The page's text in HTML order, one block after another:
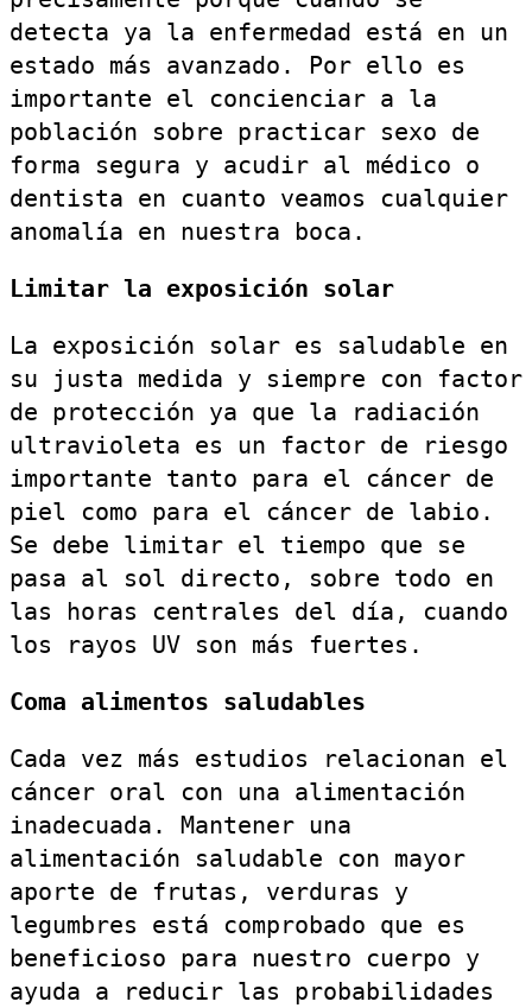
detecta ya la enfermedad está en un
estado más avanzado. Por ello es
importante el concienciar a la
población sobre practicar sexo de
forma segura y acudir al médico o
dentista en cuanto veamos cualquier
anomalía en nuestra boca.
Limitar la exposición solar
La exposición solar es saludable en
su justa medida y siempre con factor
de protección ya que la radiación
ultravioleta es un factor de riesgo
importante tanto para el cáncer de
piel como para el cáncer de labio.
Se debe limitar el tiempo que se
pasa al sol directo, sobre todo en
las horas centrales del día, cuando
los rayos UV son más fuertes.
Coma alimentos saludables
Cada vez más estudios relacionan el
cáncer oral con una alimentación
inadecuada. Mantener una
alimentación saludable con mayor
aporte de frutas, verduras y
legumbres está comprobado que es
beneficioso para nuestro cuerpo y
ayuda a reducir las probabilidades